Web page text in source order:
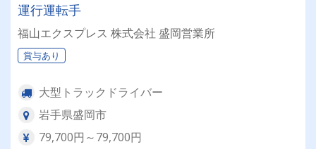
運行運転手
福山エクスプレス 株式会社 盛岡営業所
賞与あり
大型トラックドライバー
岩手県盛岡市
79,700円～79,700円